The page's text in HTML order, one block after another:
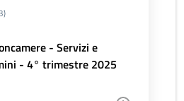
- Servizi e
- 4° trimestre 2025